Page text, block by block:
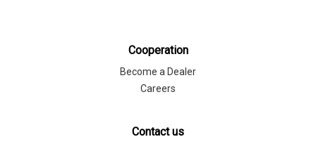
Cooperation
Become a Dealer
Careers
Contact us